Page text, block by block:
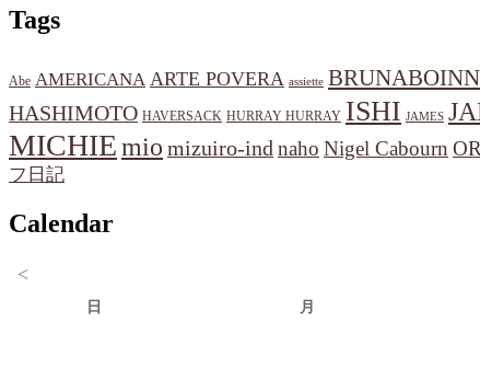
Tags
Abe AMERICANA ARTE POVERA assiette
HASHIMOTO HAVERSACK HURRAY HURRAY ISHI JAMES
MICHIEmio mizuiro-ind naho Nigel Cabourn
フ日記
Calendar
<
日 月